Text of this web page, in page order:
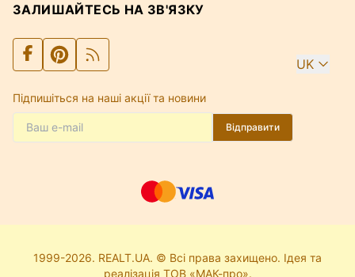
ЗАЛИШАЙТЕСЬ НА ЗВ'ЯЗКУ
UK
Підпишіться на наші акції та новини
Відправити
1999-2026. REALT.UA. © Всі права захищено. Ідея та
реалізація ТОВ «МАК-про».